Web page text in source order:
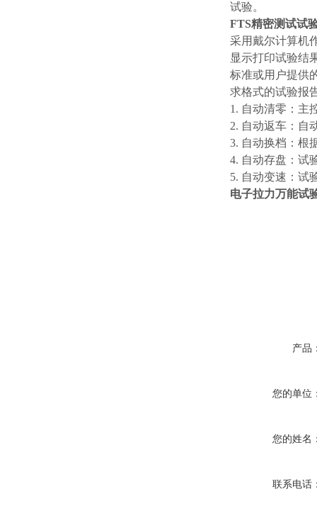
试验。
FTS精密测试试
采用戴尔计算机
显示打印试验结
标准或用户提供
求格式的试验报
1. 自动清零：主
2. 自动返车：自
3. 自动换档：根
4. 自动存盘：试
5. 自动变速：试
电子拉力万能试
产品
您的单位
您的姓名
联系电话